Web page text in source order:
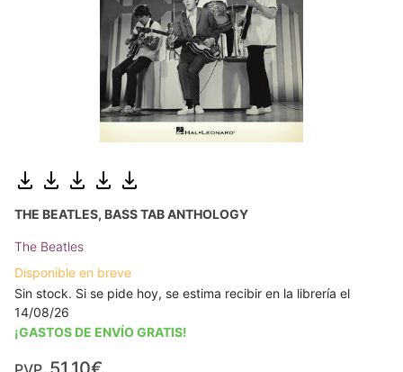
THE BEATLES, BASS TAB ANTHOLOGY
The Beatles
Disponible en breve
Sin stock. Si se pide hoy, se estima recibir en la librería el
14/08/26
¡GASTOS DE ENVÍO GRATIS!